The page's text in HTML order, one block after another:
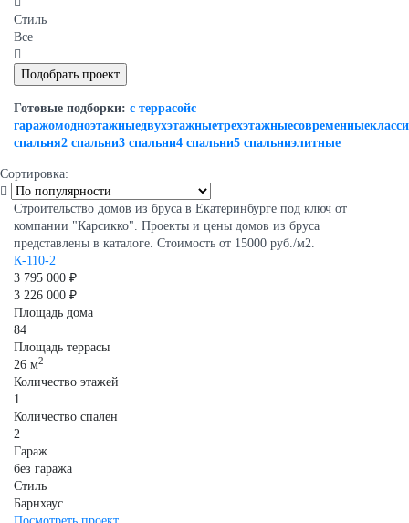
Стиль
Все
Готовые подборки: с террасойс
гаражомодноэтажныедвухэтажныетрехэтажныесовременные
спальня2 спальни3 спальни4 спальни5 спальниэлитные
Сортировка:
Строительство домов из бруса в Екатеринбурге под ключ от
компании "Карсикко". Проекты и цены домов из бруса
представлены в каталоге. Стоимость от 15000 руб./м2.
К-110-2
3 795 000 ₽
3 226 000 ₽
Площадь дома
84
Площадь террасы
26 м2
Количество этажей
1
Количество спален
2
Гараж
без гаража
Стиль
Барнхаус